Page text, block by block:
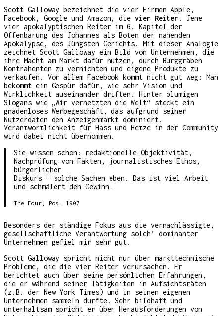
Scott Galloway bezeichnet die vier Firmen Apple,
Facebook, Google und Amazon, die vier Reiter . Jene
vier apokalyptischen Reiter im 6. Kapitel der
Offenbarung des Johannes als Boten der nahenden
Apokalypse, des Jüngsten Gerichts. Mit dieser Analogie
zeichnet Scott Galloway ein Bild von Unternehmen, die
ihre Macht am Markt dafür nutzen, durch Burggräben
Kontrahenten zu vernichten und eigene Produkte zu
verkaufen. Vor allem Facebook kommt nicht gut weg: Man
bekommt ein Gespür dafür, wie sehr Vision und
Wirklichkeit auseinander driften. Hinter blumigen
Slogans wie „Wir vernetzten die Welt“ steckt ein
gnadenloses Werbegeschäft, das aufgrund seiner
Nutzerdaten den Anzeigenmarkt dominiert.
Verantwortlichkeit für Hass und Hetze in der Community
wird dabei nicht übernommen.
Sie wissen schon: redaktionelle Objektivität,
Nachprüfung von Fakten, journalistisches Ethos,
bürgerlicher
Diskurs – solche Sachen eben. Das ist viel Arbeit
und schmälert den Gewinn.
The Four, Pos. 1907
Besonders der ständige Fokus aus die vernachlässigte,
gesellschaftliche Verantwortung solch’ dominanter
Unternehmen gefiel mir sehr gut.
Scott Galloway spricht nicht nur über markttechnische
Probleme, die die vier Reiter verursachen. Er
berichtet auch über seine persönlichen Erfahrungen,
die er während seiner Tätigkeiten in Aufsichtsräten
(z.B. der New York Times) und in seinen eigenen
Unternehmen sammeln durfte. Sehr bildhaft und
unterhaltsam spricht er über Herausforderungen von